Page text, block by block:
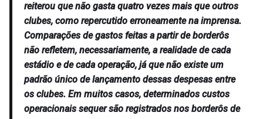
reiterou que não gasta quatro vezes mais que outros
clubes, como repercutido erroneamente na imprensa.
Comparações de gastos feitas a partir de borderôs
não refletem, necessariamente, a realidade de cada
estádio e de cada operação, já que não existe um
padrão único de lançamento dessas despesas entre
os clubes. Em muitos casos, determinados custos
operacionais sequer são registrados nos borderôs de